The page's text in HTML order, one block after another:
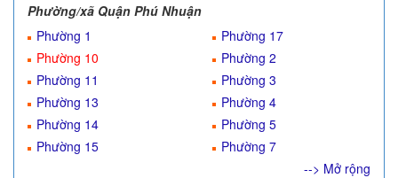
Phường/xã Quận Phú Nhuận
Phường 1
Phường 10
Phường 11
Phường 13
Phường 14
Phường 15
Phường 17
Phường 2
Phường 3
Phường 4
Phường 5
Phường 7
--> Mở rộng